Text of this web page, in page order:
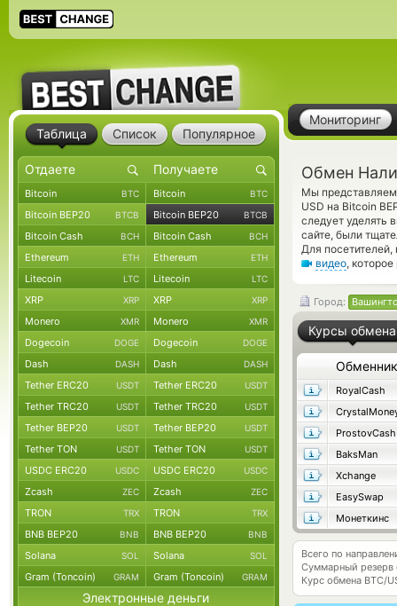
Мониторинг
Обмен
Мы
USD на Bitcoin
следует уделять
сайте, были
Для
видео,
Город:
Курсы обмена
Обменник
RoyalCash
ProstovCash
BaksMan
Xchange
EasySwap
Монеткинс
Всего по
Суммарный резерв
Курс обмена BTC/
Таблица Список Популярное
Bitcoin BTC Bitcoin BTC
Bitcoin BEP20 BTCB Bitcoin BEP20 BTCB
Bitcoin Cash BCH Bitcoin Cash BCH
Ethereum ETH Ethereum ETH
Litecoin LTC Litecoin LTC
XRP XRP XRP XRP
Monero XMR Monero XMR
Dogecoin DOGE Dogecoin DOGE
Dash DASH Dash DASH
Tether ERC20 USDT Tether ERC20 USDT
Tether TRC20 USDT Tether TRC20 USDT
Tether BEP20 USDT Tether BEP20 USDT
Tether TON USDT Tether TON USDT
USDC ERC20 USDC USDC ERC20 USDC
Zcash ZEC Zcash ZEC
TRON TRX TRON TRX
BNB BEP20 BNB BNB BEP20 BNB
Solana SOL Solana SOL
Gram (Toncoin) GRAM Gram (Toncoin) GRAM
Электронные деньги